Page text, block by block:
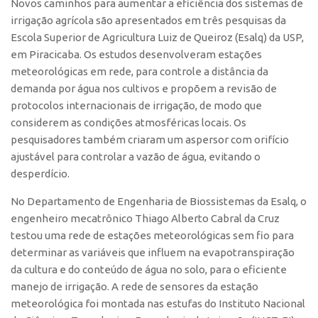
CEPIX
INCTs
PRPI/USP
InovaUSP
Comunicação
Eventos
Premiações
Edição 2025
Edição 2021
Edição 2019
Novos caminhos para aumentar a eficiência dos sistemas de
irrigação agrícola são apresentados em três pesquisas da
Escola Superior de Agricultura Luiz de Queiroz (Esalq) da USP,
em Piracicaba. Os estudos desenvolveram estações
meteorológicas em rede, para controle a distância da
demanda por água nos cultivos e propõem a revisão de
protocolos internacionais de irrigação, de modo que
considerem as condições atmosféricas locais. Os
pesquisadores também criaram um aspersor com orifício
ajustável para controlar a vazão de água, evitando o
desperdício.
No Departamento de Engenharia de Biossistemas da Esalq, o
engenheiro mecatrônico Thiago Alberto Cabral da Cruz
testou uma rede de estações meteorológicas sem fio para
determinar as variáveis que influem na evapotranspiração
da cultura e do conteúdo de água no solo, para o eficiente
manejo de irrigação. A rede de sensores da estação
meteorológica foi montada nas estufas do Instituto Nacional